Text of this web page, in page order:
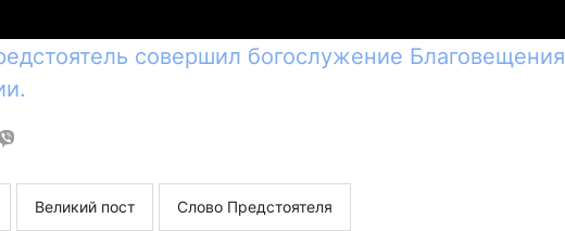
совершил богослужение Благовещения
Великий пост Слово Предстоятеля